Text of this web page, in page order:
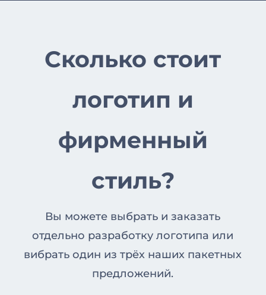
Сколько стоит
логотип и
фирменный
стиль?
Вы можете выбрать и заказать
отдельно разработку логотипа или
вибрать один из трёх наших пакетных
предложений.